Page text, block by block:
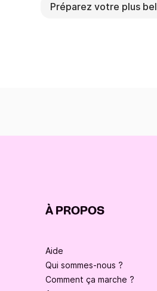
Préparez votre plus
À PROPOS
Aide
Qui sommes-nous ?
Comment ça marche ?